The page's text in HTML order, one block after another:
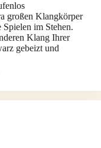
großen Klangkörper
Spielen im Stehen.
Klang Ihrer
gebeizt und